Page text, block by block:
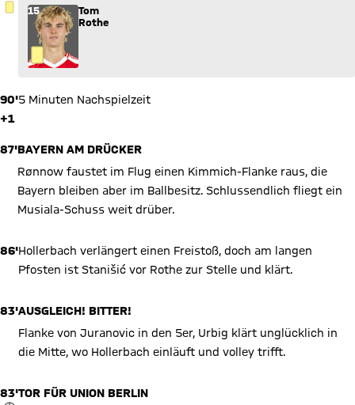
GELBE KARTE
15
Tom
Rothe
90'
+1
5 Minuten Nachspielzeit
87'BAYERN AM DRÜCKER
Rønnow faustet im Flug einen Kimmich-Flanke raus, die
Bayern bleiben aber im Ballbesitz. Schlussendlich fliegt ein
Musiala-Schuss weit drüber.
86'Hollerbach verlängert einen Freistoß, doch am langen
Pfosten ist Stanišić vor Rothe zur Stelle und klärt.
83'AUSGLEICH! BITTER!
Flanke von Juranovic in den 5er, Urbig klärt unglücklich in
die Mitte, wo Hollerbach einläuft und volley trifft.
83'TOR FÜR UNION BERLIN